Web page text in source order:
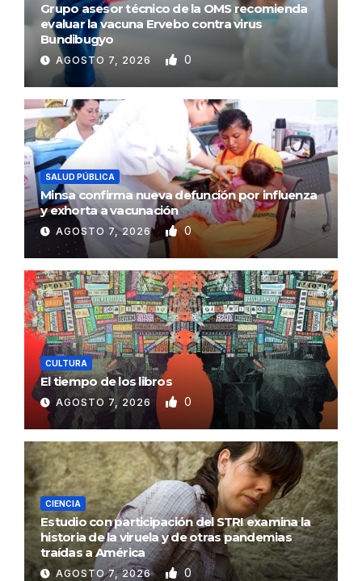
Grupo asesor técnico de la OMS recomienda
evaluar la vacuna Ervebo contra virus
Bundibugyo
AGOSTO 7, 2026 0
SALUD PÚBLICA
Minsa confirma nueva defunción por influenza
y exhorta a vacunación
AGOSTO 7, 2026 0
CULTURA
El tiempo de los libros
AGOSTO 7, 2026 0
CIENCIA
Estudio con participación del STRI examina la
historia de la viruela y de otras pandemias
traídas a América
AGOSTO 7, 2026 0